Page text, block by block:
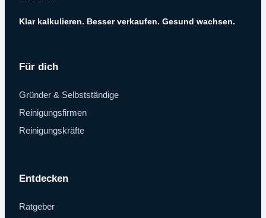
Klar kalkulieren. Besser verkaufen. Gesund wachsen.
Für dich
Gründer & Selbstständige
Reinigungsfirmen
Reinigungskräfte
Entdecken
Ratgeber